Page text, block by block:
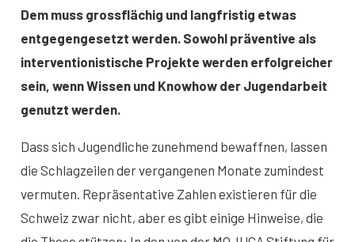
Dem muss grossflächig und langfristig etwas
entgegengesetzt werden. Sowohl präventive als
interventionistische Projekte werden erfolgreicher
sein, wenn Wissen und Knowhow der Jugendarbeit
genutzt werden.
Dass sich Jugendliche zunehmend bewaffnen, lassen
die Schlagzeilen der vergangenen Monate zumindest
vermuten. Repräsentative Zahlen existieren für die
Schweiz zwar nicht, aber es gibt einige Hinweise, die